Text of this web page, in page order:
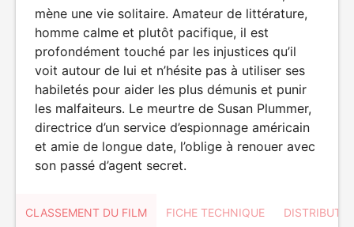
mène une vie solitaire. Amateur de littérature,
homme calme et plutôt pacifique, il est
profondément touché par les injustices qu’il
voit autour de lui et n’hésite pas à utiliser ses
habiletés pour aider les plus démunis et punir
les malfaiteurs. Le meurtre de Susan Plummer,
directrice d’un service d’espionnage américain
et amie de longue date, l’oblige à renouer avec
son passé d’agent secret.
CLASSEMENT DU FILM FICHE TECHNIQUE